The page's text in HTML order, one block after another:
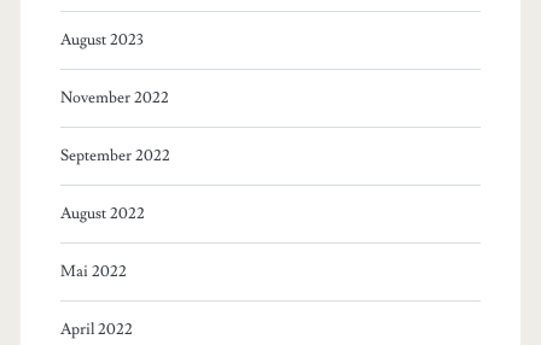
August 2023
November 2022
September 2022
August 2022
Mai 2022
April 2022